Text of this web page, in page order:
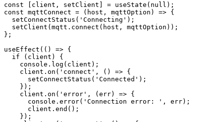
const [client, setClient] = useState(null);
const mqttConnect = (host, mqttOption) => {
setConnectStatus('Connecting');
setClient(mqtt.connect(host, mqttOption));
};
useEffect(() => {
if (client) {
console.log(client);
client.on('connect', () => {
setConnectStatus('Connected');
});
client.on('error', (err) => {
console.error('Connection error: ', err);
client.end();
});